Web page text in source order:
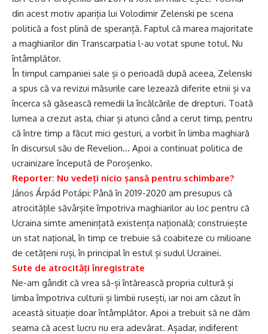
din acest motiv apariția lui Volodimir Zelenski pe scena
politică a fost plină de speranță. Faptul că marea majoritate
a maghiarilor din Transcarpatia l-au votat spune totul. Nu
întâmplător.
În timpul campaniei sale și o perioadă după aceea, Zelenski
a spus că va revizui măsurile care lezează diferite etnii și va
încerca să găsească remedii la încălcările de drepturi. Toată
lumea a crezut asta, chiar și atunci când a cerut timp, pentru
că între timp a făcut mici gesturi, a vorbit în limba maghiară
în discursul său de Revelion… Apoi a continuat politica de
ucrainizare începută de Poroșenko.
Reporter: Nu vedeți nicio șansă pentru schimbare?
János Árpád Potápi: Până în 2019-2020 am presupus că
atrocitățile săvârșite împotriva maghiarilor au loc pentru că
Ucraina simte amenințată existența națională; construiește
un stat național, în timp ce trebuie să coabiteze cu milioane
de cetățeni ruși, în principal în estul și sudul Ucrainei.
Sute de atrocități înregistrate
Ne-am gândit că vrea să-și întărească propria cultură și
limba împotriva culturii și limbii rusești, iar noi am căzut în
această situație doar întâmplător. Apoi a trebuit să ne dăm
seama că acest lucru nu era adevărat. Așadar, indiferent